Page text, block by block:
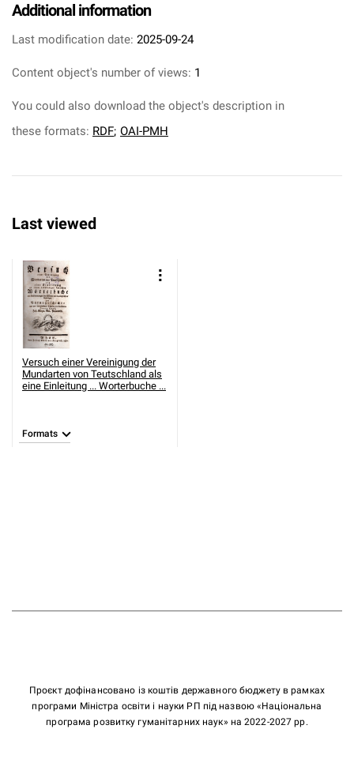
Additional information
Last modification date: 2025-09-24
Content object's number of views: 1
You could also download the object's description in
these formats: RDF; OAI-PMH
Last viewed
Versuch einer Vereinigung der
Mundarten von Teutschland als
eine Einleitung ... Worterbuche ...
Formats
Проєкт дофінансовано із коштів державного бюджету в рамках
програми Міністра освіти і науки РП під назвою «Національна
програма розвитку гуманітарних наук» на 2022-2027 рр.